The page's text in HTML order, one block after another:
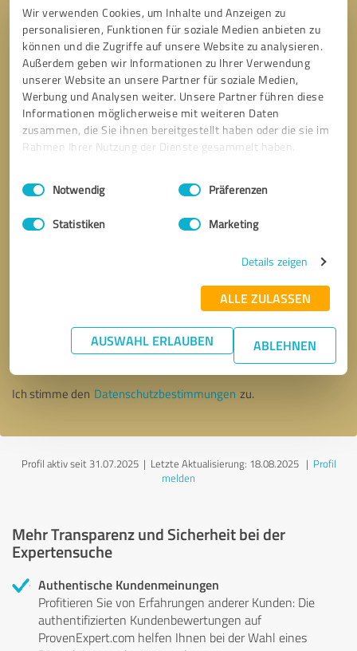
Wir verwenden Cookies, um Inhalte und Anzeigen zu
personalisieren, Funktionen für soziale Medien anbieten zu
können und die Zugriffe auf unsere Website zu analysieren.
Außerdem geben wir Informationen zu Ihrer Verwendung
unserer Website an unsere Partner für soziale Medien,
Werbung und Analysen weiter. Unsere Partner führen diese
Informationen möglicherweise mit weiteren Daten
zusammen, die Sie ihnen bereitgestellt haben oder die sie im
Rahmen Ihrer Nutzung der Dienste gesammelt haben.
Impressum Datenschutzbestimmungen
Einwilligungsauswahl
Notwendig Präferenzen
Statistiken Marketing
Details zeigen
ALLE ZULASSEN
AUSWAHL ERLAUBEN ABLEHNEN
* Erforderliche Angaben
Nachricht senden
Ich stimme den Datenschutzbestimmungen zu.
Profil aktiv seit 31.07.2025 | Letzte Aktualisierung: 18.08.2025| Profil
melden
Mehr Transparenz und Sicherheit bei der
Expertensuche
Authentische Kundenmeinungen
Profitieren Sie von Erfahrungen anderer Kunden: Die
authentifizierten Kundenbewertungen auf
ProvenExpert.com helfen Ihnen bei der Wahl eines